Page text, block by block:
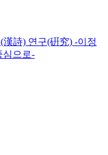
詩) 연구(硏究) -이정
심으로-